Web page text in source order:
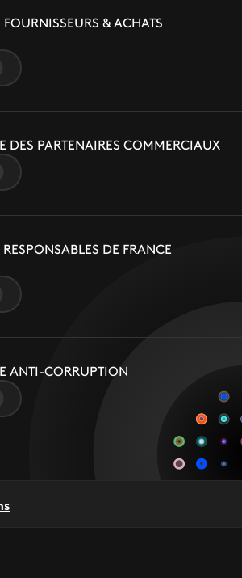
& ACHATS
DES PARTENAIRES COMMERCIAUX
DE FRANCE
ANTI-CORRUPTION